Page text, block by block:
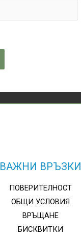
ВАЖНИ ВРЪЗКИ
ПОВЕРИТЕЛНОСТ
ОБЩИ УСЛОВИЯ
ВРЪЩАНЕ
БИСКВИТКИ